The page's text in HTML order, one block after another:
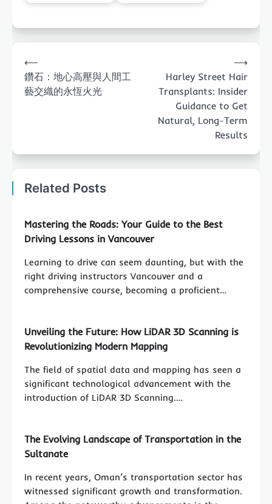
navigation
⟵
鑽石：地心高壓與人間工
藝交織的永恆火光
Harley Street Hair
Transplants: Insider
Guidance to Get
Natural, Long-Term
Results
⟶
Related Posts
Mastering the Roads: Your Guide to the Best
Driving Lessons in Vancouver
Learning to drive can seem daunting, but with the
right driving instructors Vancouver and a
comprehensive course, becoming a proficient…
Unveiling the Future: How LiDAR 3D Scanning is
Revolutionizing Modern Mapping
The field of spatial data and mapping has seen a
significant technological advancement with the
introduction of LiDAR 3D Scanning.…
The Evolving Landscape of Transportation in the
Sultanate
In recent years, Oman’s transportation sector has
witnessed significant growth and transformation.